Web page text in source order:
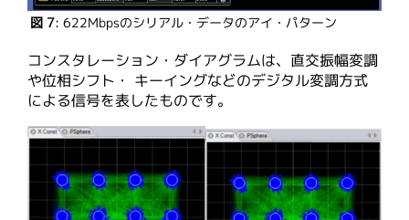
図 7: 622Mbpsのシリアル・データのアイ・パターン
コンスタレーション・ダイアグラムは、直交振幅変調
や位相シフト・ キーイングなどのデジタル変調方式
による信号を表したものです。